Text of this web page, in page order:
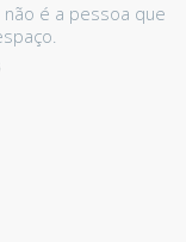
não é a pessoa que